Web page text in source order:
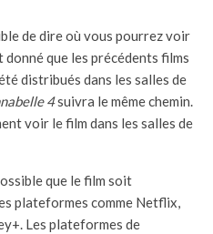
de dire où vous pourrez voir
donné que les précédents films
distribués dans les salles de
4suivra le même chemin.
voir le film dans les salles de
que le film soit
plateformes comme Netflix,
Les plateformes de